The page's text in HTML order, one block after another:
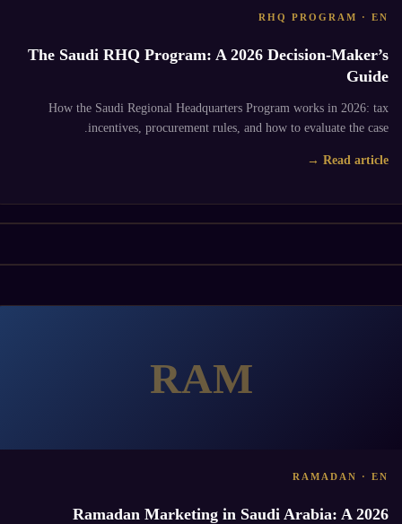
RHQ PROGRAM · EN
The Saudi RHQ Program: A 2026 Decision-Maker’s
Guide
How the Saudi Regional Headquarters Program works in 2026: tax
incentives, procurement rules, and how to evaluate the case.
Read article →
RAM
RAMADAN · EN
Ramadan Marketing in Saudi Arabia: A 2026